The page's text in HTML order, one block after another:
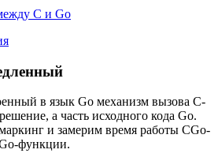
C и Go
в язык Go механизм вызова C-
а часть исходного кода Go.
и замерим время работы CGo-
функции.